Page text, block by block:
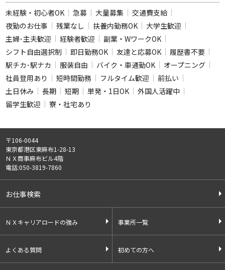
未経験・初心者OK
急募 大量募集
交通費支給
夜勤のお仕事
残業なし 扶養内勤務OK
大学生歓迎
主婦･主夫歓迎
経験者歓迎
副業・WワークOK
シフト自由選択制
即日勤務OK 友達と応募OK
履歴書不要
駅チカ･駅ナカ
服装自由 バイク・車通勤OK
オープニング
社員登用あり
短時間勤務 フルタイム歓迎
前払い
土日休み
長期 短期 単発・1日OK
外国人活躍中
留学生歓迎
寮・社宅あり
〒106-0044
東京都港区東麻布1-28-13
ＮＸ商事麻布ビル4階
電話:050-3819-7860
お仕事検索
ＮＸキャリアロードの強み 事業所一覧
よくある質問 初めての方へ